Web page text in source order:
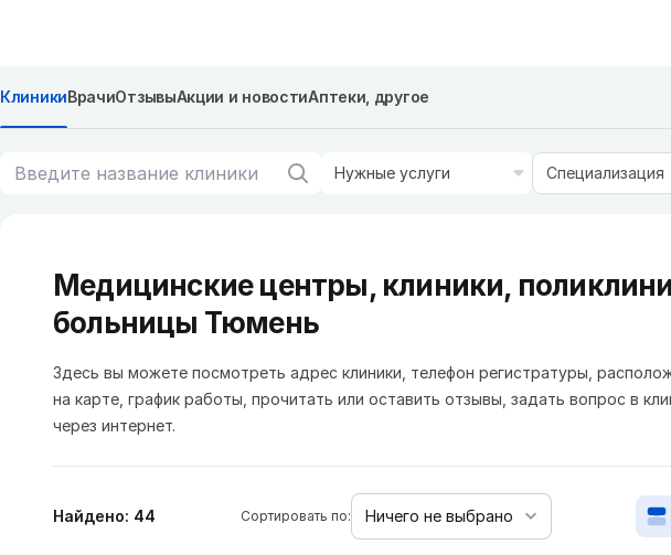
КлиникиВрачиОтзывыАкции и новостиАптеки, другое
Нужные услуги Специализация
Медицинские центры, клиники,
больницы Тюмень
Здесь вы можете посмотреть адрес клиники, телефон регистратуры,
на карте, график работы, прочитать или оставить отзывы, задать вопрос в
через интернет.
Найдено: 44 Сортировать по: